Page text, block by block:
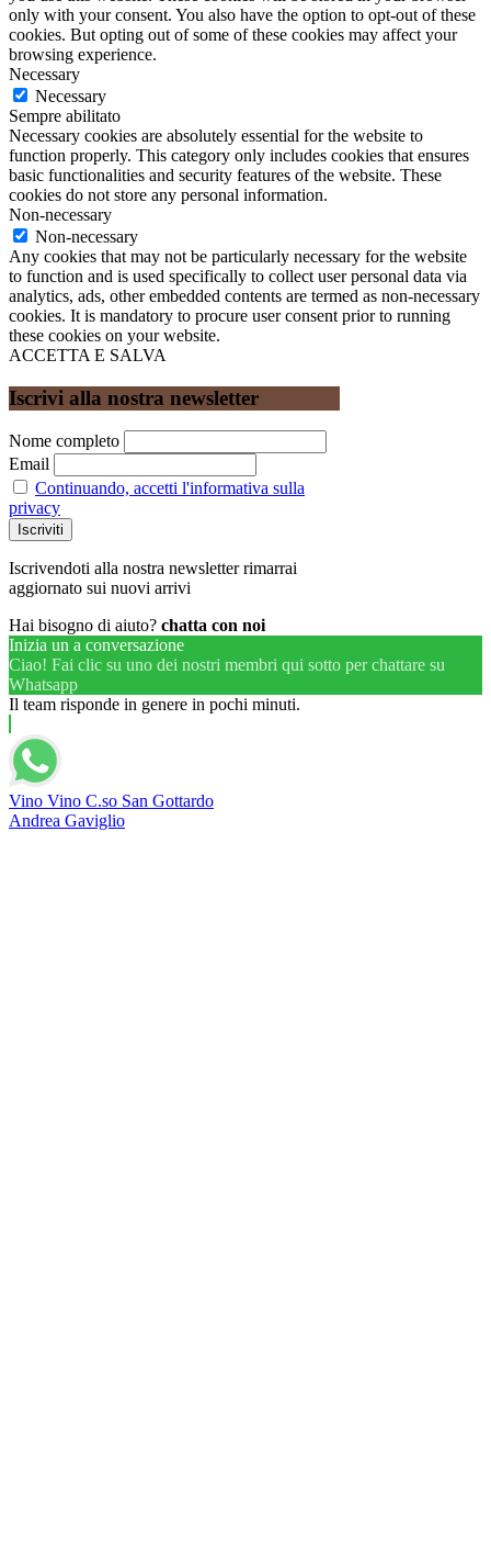
only with your consent. You also have the option to opt-out of these
cookies. But opting out of some of these cookies may affect your
browsing experience.
Necessary
Necessary
Sempre abilitato
Necessary cookies are absolutely essential for the website to
function properly. This category only includes cookies that ensures
basic functionalities and security features of the website. These
cookies do not store any personal information.
Non-necessary
Non-necessary
Any cookies that may not be particularly necessary for the website
to function and is used specifically to collect user personal data via
analytics, ads, other embedded contents are termed as non-necessary
cookies. It is mandatory to procure user consent prior to running
these cookies on your website.
ACCETTA E SALVA
Iscrivi alla nostra newsletter
Nome completo
Email
Continuando, accetti l'informativa sulla
privacy
Iscrivendoti alla nostra newsletter rimarrai
aggiornato sui nuovi arrivi
Hai bisogno di aiuto? chatta con noi
Inizia un a conversazione
Ciao! Fai clic su uno dei nostri membri qui sotto per chattare su
Whatsapp
Il team risponde in genere in pochi minuti.
Vino Vino C.so San Gottardo
Andrea Gaviglio